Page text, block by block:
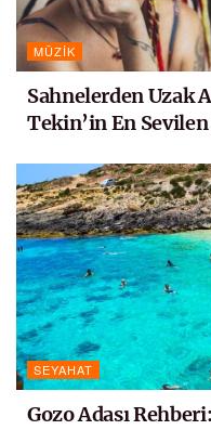
MÜZIK
Sahnelerden Uzak
Tekin’in En Sevilen
SEYAHAT
Gozo Adası